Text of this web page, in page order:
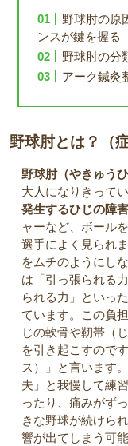
野球肘の原
ンスが鍵を握る
野球肘の分
アーク鍼灸
野球肘とは？（
野球肘（やきゅうひ
大人になりきって
発生するひじの障害
ャーなど、ボール
選手によく見られ
をムチのようにし
は「引っ張られる
られる力」といっ
ています。この負
じの軟骨や靭帯（
を引き起こすので
ス）」と言います
夫」と我慢して練
ったり、痛みがず
きな野球が続けら
響が出てしまう可